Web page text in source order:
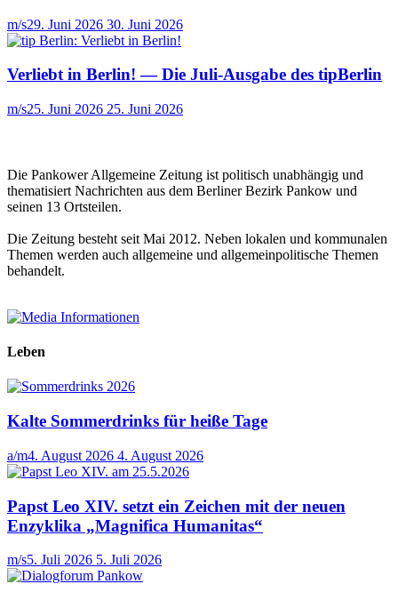
m/s29. Juni 2026 30. Juni 2026
Verliebt in Berlin! — Die Juli-Ausgabe des tipBerlin
m/s25. Juni 2026 25. Juni 2026
Die Pankower Allgemeine Zeitung ist politisch unabhängig und
thematisiert Nachrichten aus dem Berliner Bezirk Pankow und
seinen 13 Ortsteilen.
Die Zeitung besteht seit Mai 2012. Neben lokalen und kommunalen
Themen werden auch allgemeine und allgemeinpolitische Themen
behandelt.
Leben
Kalte Sommerdrinks für heiße Tage
a/m4. August 2026 4. August 2026
Papst Leo XIV. setzt ein Zeichen mit der neuen
Enzyklika „Magnifica Humanitas“
m/s5. Juli 2026 5. Juli 2026